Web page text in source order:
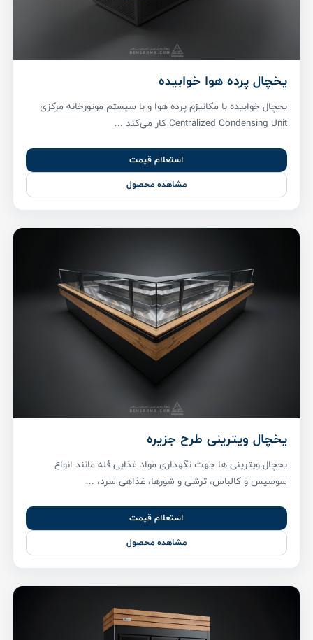
یخچال پرده هوا خوابیده
یخچال خوابیده با مکانیزم پرده هوا و با سیستم موتورخانه مرکزی
Centralized Condensing Unit کار می‌کند ...
استعلام قیمت
مشاهده محصول
یخچال ویترینی طرح جزیره
یخچال ویترینی ها جهت نگهداری مواد غذایی فله مانند انواع
سوسیس و کالباس، ترشی و شورها، غذاهی سرد، ...
استعلام قیمت
مشاهده محصول